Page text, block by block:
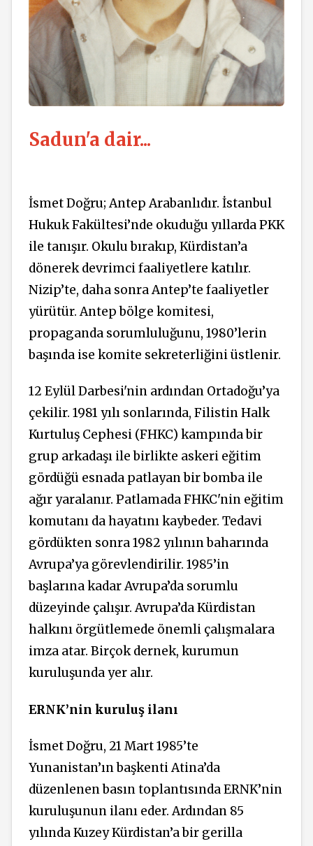
Sadun'a dair...
İsmet Doğru; AntepArabanlıdır. İstanbul
Hukuk Fakültesi’nde okuduğu yıllarda PKK
ile tanışır. Okulu bırakıp, Kürdistan’a
dönerek devrimci faaliyetlere katılır.
Nizip’te, daha sonra Antep’te faaliyetler
yürütür. Antep bölge komitesi,
propaganda sorumluluğunu, 1980’lerin
başında ise komite sekreterliğini üstlenir.
12 Eylül Darbesi'nin ardından Ortadoğu’ya
çekilir. 1981 yılı sonlarında, Filistin Halk
Kurtuluş Cephesi (FHKC) kampında bir
grup arkadaşı ile birlikte askeri eğitim
gördüğü esnada patlayan bir bomba ile
ağır yaralanır. Patlamada FHKC'nin eğitim
komutanı da hayatını kaybeder. Tedavi
gördükten sonra 1982 yılının baharında
Avrupa’ya görevlendirilir. 1985’in
başlarına kadar Avrupa’da sorumlu
düzeyinde çalışır. Avrupa’da Kürdistan
halkını örgütlemede önemli çalışmalara
imza atar. Birçok dernek, kurumun
kuruluşunda yer alır.
ERNK’nin kuruluş ilanı
İsmet Doğru, 21 Mart 1985’te
Yunanistan’ın başkenti Atina’da
düzenlenen basın toplantısında ERNK’nin
kuruluşunun ilanı eder. Ardından 85
yılındaKuzey Kürdistan’a bir gerilla